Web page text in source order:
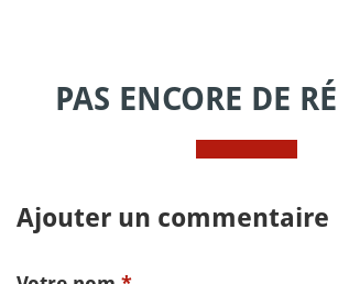
PAS ENCORE DE
Ajouter un commentaire